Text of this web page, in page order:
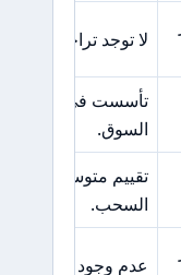
لا توجد تراخيص من
السوق.
السحب.
عدم وجود فصل